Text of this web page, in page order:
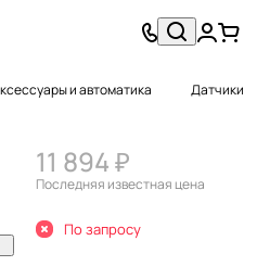
и автоматика Датчики
11 894 ₽
Последняя известная цена
По запросу